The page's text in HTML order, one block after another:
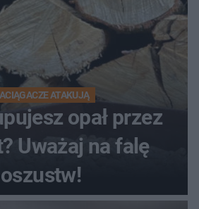
ATAKUJĄ
opał przez
Uważaj na falę
oszustw!